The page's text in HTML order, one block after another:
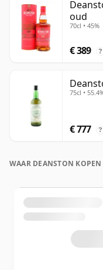
oud
70cl • 45%
€ 389 ?
75cl •
€ 777 ?
WAAR DEANSTON KOPEN